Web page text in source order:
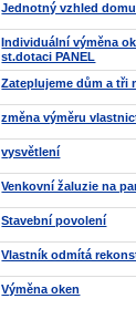
Jednotný vzhled domu
Individuální výměna
st.dotaci PANEL
Zateplujeme dům a tři
změna výměru
vysvětlení
Venkovní žaluzie na
Stavební povolení
Vlastník odmítá
Výměna oken